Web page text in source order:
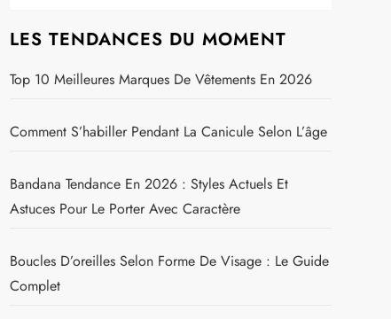
LES TENDANCES DU MOMENT
Top 10 Meilleures Marques De Vêtements En 2026
Comment S’habiller Pendant La Canicule Selon L’âge
Bandana Tendance En 2026 : Styles Actuels Et
Astuces Pour Le Porter Avec Caractère
Boucles D’oreilles Selon Forme De Visage : Le Guide
Complet